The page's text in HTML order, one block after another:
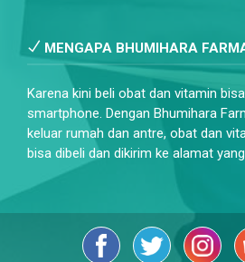
MENGAPA BHUMIHARA
Karena kini beli obat dan vitamin
smartphone. Dengan Bhumihara
keluar rumah dan antre, obat dan
bisa dibeli dan dikirim ke alamat